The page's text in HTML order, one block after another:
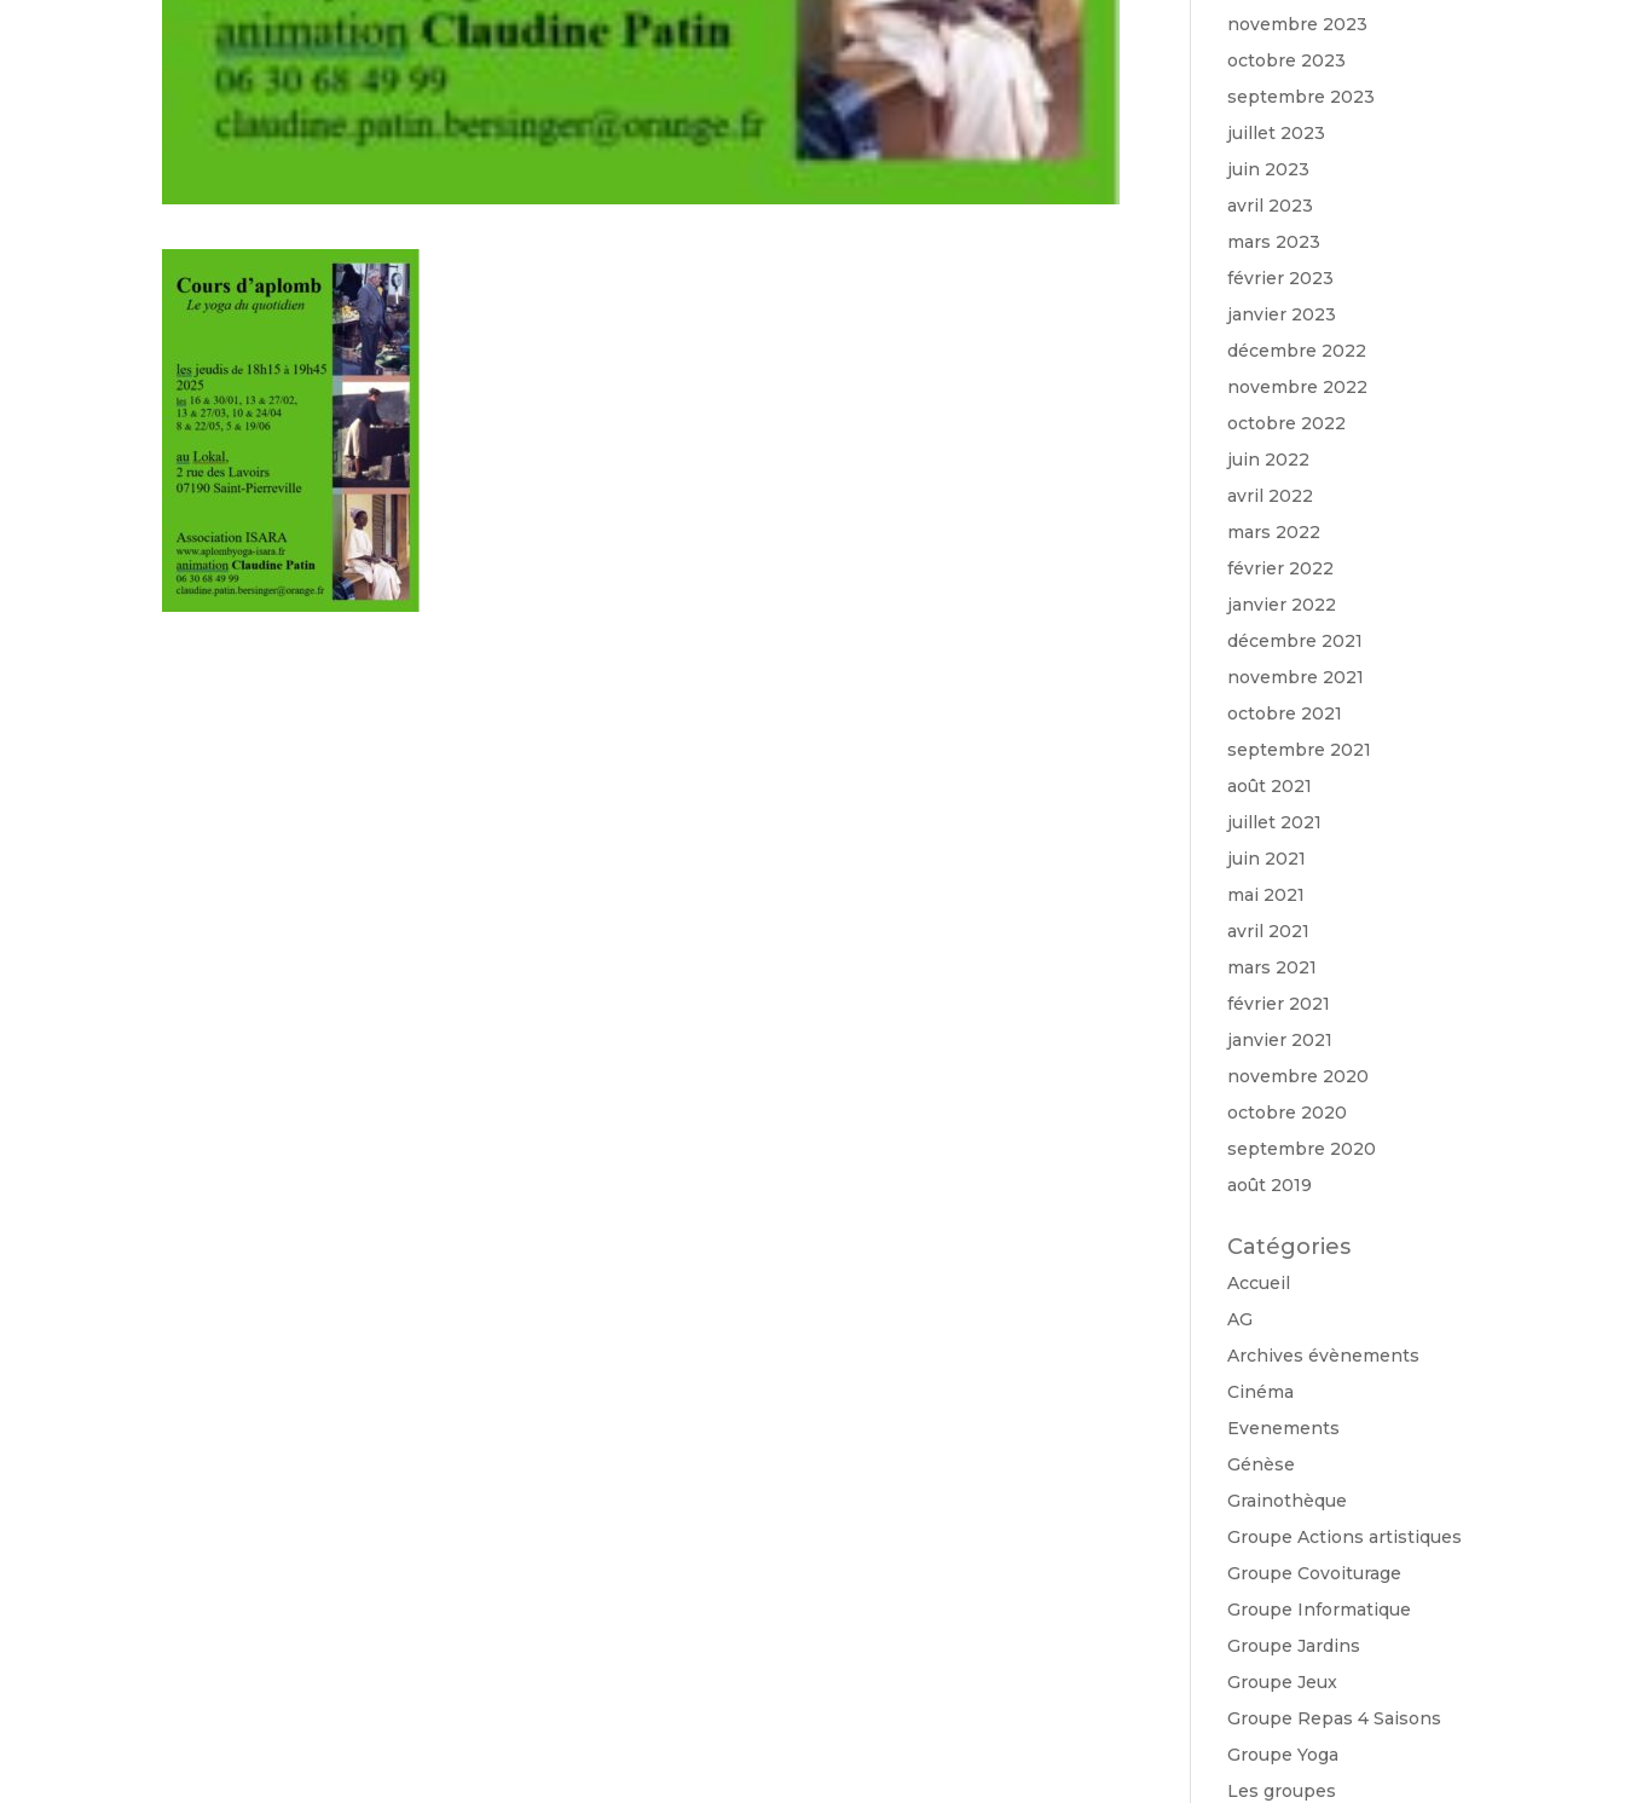
novembre 2023
octobre 2023
septembre 2023
juillet 2023
juin 2023
avril 2023
mars 2023
février 2023
janvier 2023
décembre 2022
novembre 2022
octobre 2022
juin 2022
avril 2022
mars 2022
février 2022
janvier 2022
décembre 2021
novembre 2021
octobre 2021
septembre 2021
août 2021
juillet 2021
juin 2021
mai 2021
avril 2021
mars 2021
février 2021
janvier 2021
novembre 2020
octobre 2020
septembre 2020
août 2019
Catégories
Accueil
AG
Archives évènements
Cinéma
Evenements
Génèse
Grainothèque
Groupe Actions artistiques
Groupe Covoiturage
Groupe Informatique
Groupe Jardins
Groupe Jeux
Groupe Repas 4 Saisons
Groupe Yoga
Les groupes